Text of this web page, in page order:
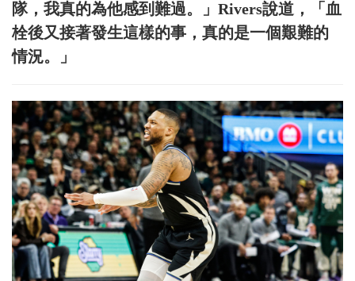
隊，我真的為他感到難過。」Rivers說道，「血
栓後又接著發生這樣的事，真的是一個艱難的
情況。」